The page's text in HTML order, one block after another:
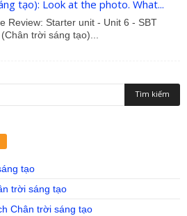
tạo): Look at the photo. What...
Review: Starter unit - Unit 6 - SBT
trời sáng tạo)...
tạo
trời sáng tạo
Chân trời sáng tạo